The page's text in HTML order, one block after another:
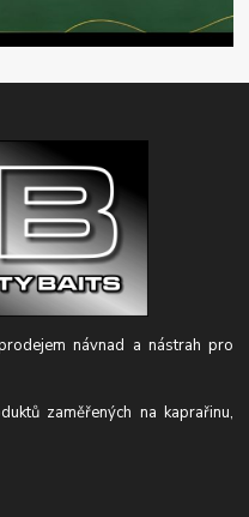
návnad a nástrah pro
zaměřených na kaprařinu,